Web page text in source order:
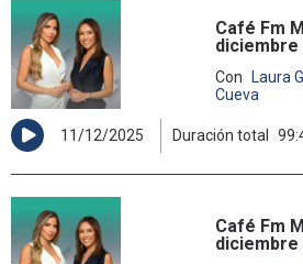
Café Fm
diciembre
Con
Laura
Cueva
11/12/2025 Duración total
Café Fm
diciembre